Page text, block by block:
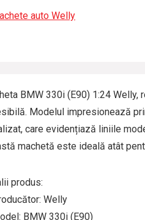
BMW 330i (E90) 1:24
Modelul impresionează
care evidențiază liniile
machetă este ideală atât
produs:
Welly
BMW 330i (E90)